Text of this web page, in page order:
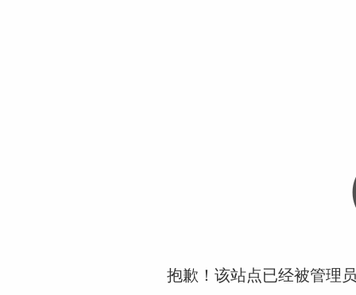
抱歉！该站点已经被管理